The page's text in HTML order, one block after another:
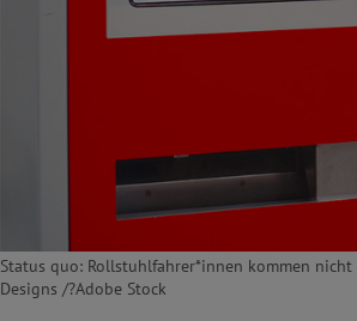
Status quo: Rollstuhlfahrer*innen kommen
Designs /?Adobe Stock